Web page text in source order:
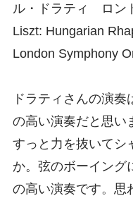
ル・ドラティ ロン
Liszt: Hungarian
London Symphony
ドラティさんの演
の高い演奏だと思い
すっと力を抜いてシ
か。弦のボーイング
の高い演奏です。思